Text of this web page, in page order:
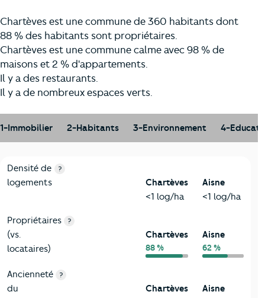
Chartèves est une commune de 360 habitants dont
88 % des habitants sont propriétaires.
Chartèves est une commune calme avec 98 % de
maisons et 2 % d'appartements.
Il y a des restaurants.
Il y a de nombreux espaces verts.
1-Immobilier 2-Habitants 3-Environnement 4-
1-Immobilier
Critères Chartèves
Densité de
logements
?
Chartèves
<1 log/ha
Aisne
<1 log/ha
Propriétaires
(vs.
locataires)
?
Chartèves
88 %
Aisne
62 %
Ancienneté
du
?
Chartèves
Aisne